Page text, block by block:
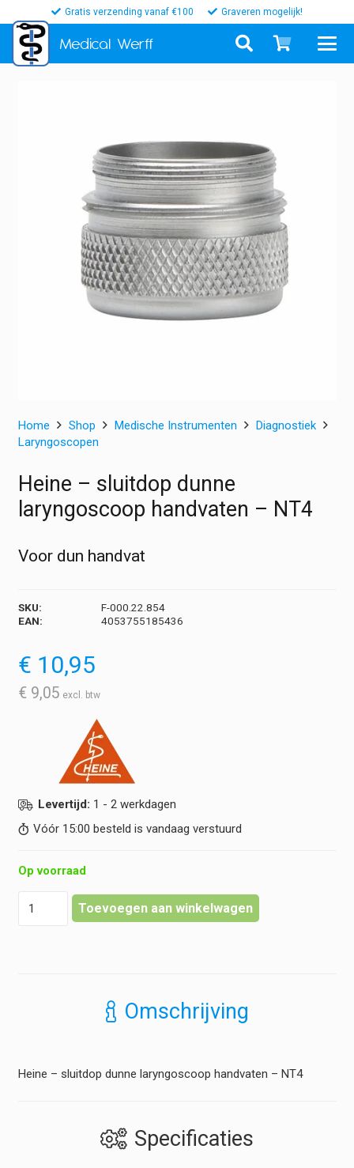
Gratis verzending vanaf €100 Graveren mogelijk!
Medical Werff
Home Shop Medische Instrumenten
Diagnostiek
Laryngoscopen
Heine – sluitdop dunne
laryngoscoop handvaten – NT4
Voor dun handvat
SKU:
F-000.22.854
EAN:
4053755185436
€ 10,95
€ 9,05
Levertijd: 1 - 2 werkdagen
Vóór 15:00 besteld is vandaag verstuurd
Op voorraad
Toevoegen aan winkelwagen
Omschrijving
Heine – sluitdop dunne laryngoscoop handvaten – NT4
Specificaties